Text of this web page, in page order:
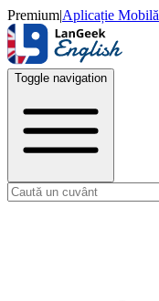
Premium|Aplicație Mobilă
Toggle navigation